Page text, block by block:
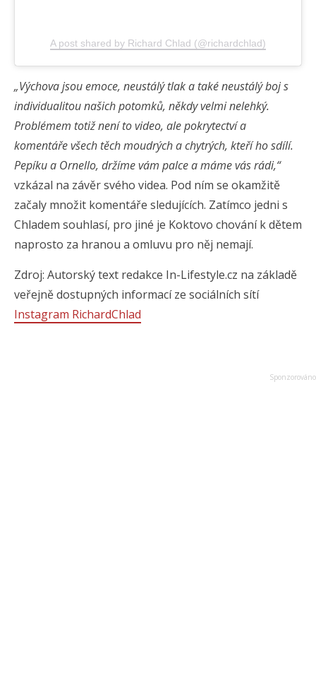
A post shared by Richard Chlad (@richardchlad)
„Výchova jsou emoce, neustálý tlak a také neustálý boj s
individualitou našich potomků, někdy velmi nelehký.
Problémem totiž není to video, ale pokrytectví a
komentáře všech těch moudrých a chytrých, kteří ho sdílí.
Pepíku a Ornello, držíme vám palce a máme vás rádi,“
vzkázal na závěr svého videa. Pod ním se okamžitě
začaly množit komentáře sledujících. Zatímco jedni s
Chladem souhlasí, pro jiné je Koktovo chování k dětem
naprosto za hranou a omluvu pro něj nemají.
Zdroj: Autorský text redakce In-Lifestyle.cz na základě
veřejně dostupných informací ze sociálních sítí
Instagram RichardChlad